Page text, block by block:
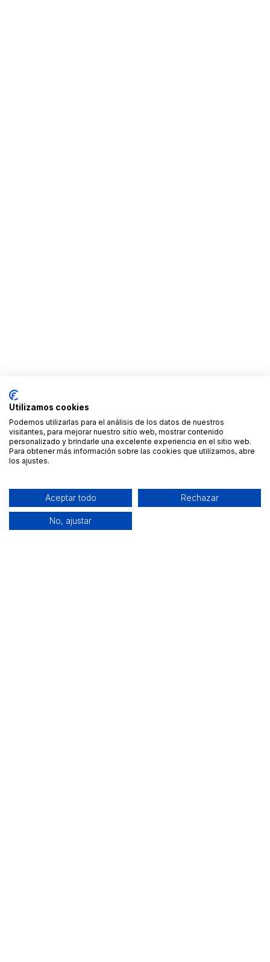
Utilizamos cookies
Podemos utilizarlas para el análisis de los datos de nuestros
visitantes, para mejorar nuestro sitio web, mostrar contenido
personalizado y brindarle una excelente experiencia en el sitio web.
Para obtener más información sobre las cookies que utilizamos, abre
los ajustes.
Aceptar todo Rechazar
No, ajustar